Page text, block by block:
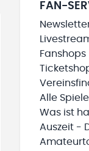
WIRD
HINZUFÜGEN
FAN-
Fanshops
Alle
Was ist
Auszeit -